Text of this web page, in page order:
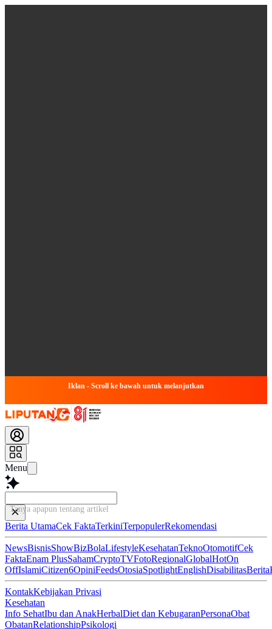
Iklan - Scroll ke bawah untuk melanjutkan
Menu
Tanya apapun tentang artikel ini...
Berita UtamaCek FaktaTerkiniTerpopulerRekomendasi
NewsBisnisShowBizBolaLifestyleKesehatanTeknoOtomotifCek
FaktaEnam PlusSahamCryptoTVFotoRegionalGlobalHotOn
OffIslamiCitizen6OpiniFeedsOtosiaSpotlightEnglishDisabilitasBerita
KontakKebijakan Privasi
Kesehatan
Info SehatIbu dan AnakHerbalDiet dan KebugaranPersonaObat
ObatanRelationshipPsikologi